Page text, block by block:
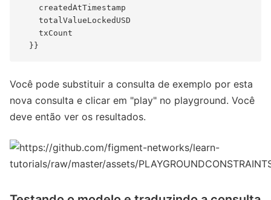
    createdAtTimestamp
    totalValueLockedUSD
    txCount
Você pode substituir a consulta de exemplo por esta
nova consulta e clicar em "play" no playground. Você
deve então ver os resultados.